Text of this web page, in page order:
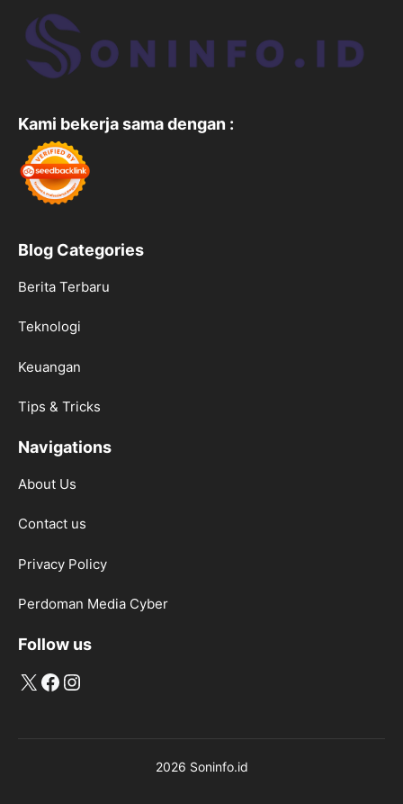
Kami bekerja sama dengan :
Blog Categories
Berita Terbaru
Teknologi
Keuangan
Tips & Tricks
Navigations
About Us
Contact us
Privacy Policy
Perdoman Media Cyber
Follow us
X Facebook
Instagram
2026 Soninfo.id